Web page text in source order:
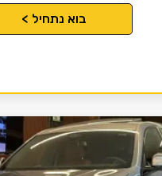
בוא נתחיל >